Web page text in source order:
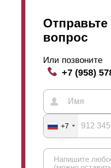
Отправьте
вопрос
Или позвоните
+7 (958)
+7